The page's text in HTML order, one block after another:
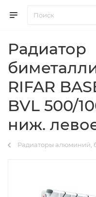
Радиатор
RIFAR
BVL 500/
ниж.
Радиаторы алюминий,